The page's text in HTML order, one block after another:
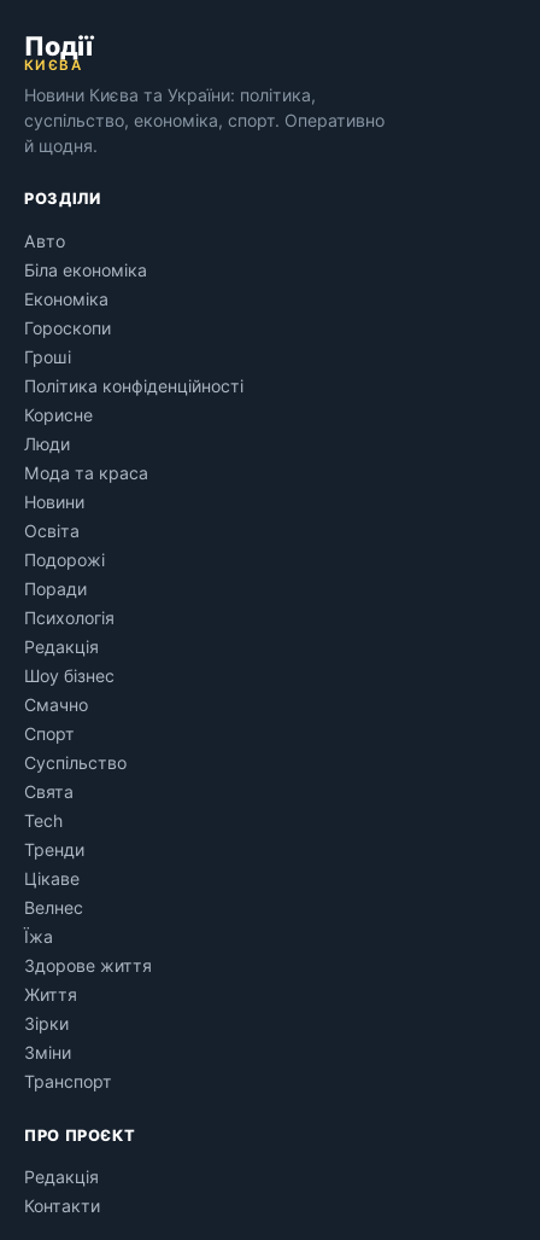
Події
КИЄВА
Новини Києва та України: політика,
суспільство, економіка, спорт. Оперативно
й щодня.
РОЗДІЛИ
Авто
Біла економіка
Економіка
Гороскопи
Гроші
Політика конфіденційності
Корисне
Люди
Мода та краса
Новини
Освіта
Подорожі
Поради
Психологія
Редакція
Шоу бізнес
Смачно
Спорт
Суспільство
Свята
Tech
Тренди
Цікаве
Велнес
Їжа
Здорове життя
Життя
Зірки
Зміни
Транспорт
ПРО ПРОЄКТ
Редакція
Контакти